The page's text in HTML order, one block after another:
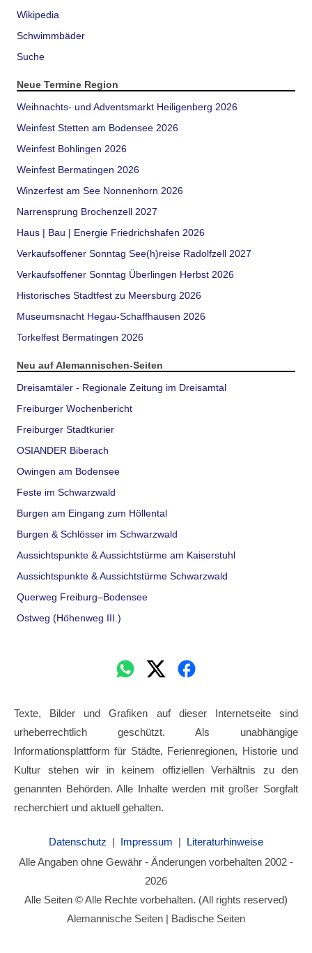
Wikipedia
Schwimmbäder
Suche
Neue Termine Region
Weihnachts- und Adventsmarkt Heiligenberg 2026
Weinfest Stetten am Bodensee 2026
Weinfest Bohlingen 2026
Weinfest Bermatingen 2026
Winzerfest am See Nonnenhorn 2026
Narrensprung Brochenzell 2027
Haus | Bau | Energie Friedrichshafen 2026
Verkaufsoffener Sonntag See(h)reise Radolfzell 2027
Verkaufsoffener Sonntag Überlingen Herbst 2026
Historisches Stadtfest zu Meersburg 2026
Museumsnacht Hegau-Schaffhausen 2026
Torkelfest Bermatingen 2026
Neu auf Alemannischen-Seiten
Dreisamtäler - Regionale Zeitung im Dreisamtal
Freiburger Wochenbericht
Freiburger Stadtkurier
OSIANDER Biberach
Owingen am Bodensee
Feste im Schwarzwald
Burgen am Eingang zum Höllental
Burgen & Schlösser im Schwarzwald
Aussichtspunkte & Aussichtstürme am Kaiserstuhl
Aussichtspunkte & Aussichtstürme Schwarzwald
Querweg Freiburg–Bodensee
Ostweg (Höhenweg III.)
Texte, Bilder und Grafiken auf dieser Internetseite sind
urheberrechtlich geschützt. Als unabhängige
Informationsplattform für Städte, Ferienregionen, Historie und
Kultur stehen wir in keinem offiziellen Verhältnis zu den
genannten Behörden. Alle Inhalte werden mit großer Sorgfalt
recherchiert und aktuell gehalten.
Datenschutz | Impressum | Literaturhinweise
Alle Angaben ohne Gewähr - Änderungen vorbehalten 2002 -
2026
Alle Seiten © Alle Rechte vorbehalten. (All rights reserved)
Alemannische Seiten | Badische Seiten